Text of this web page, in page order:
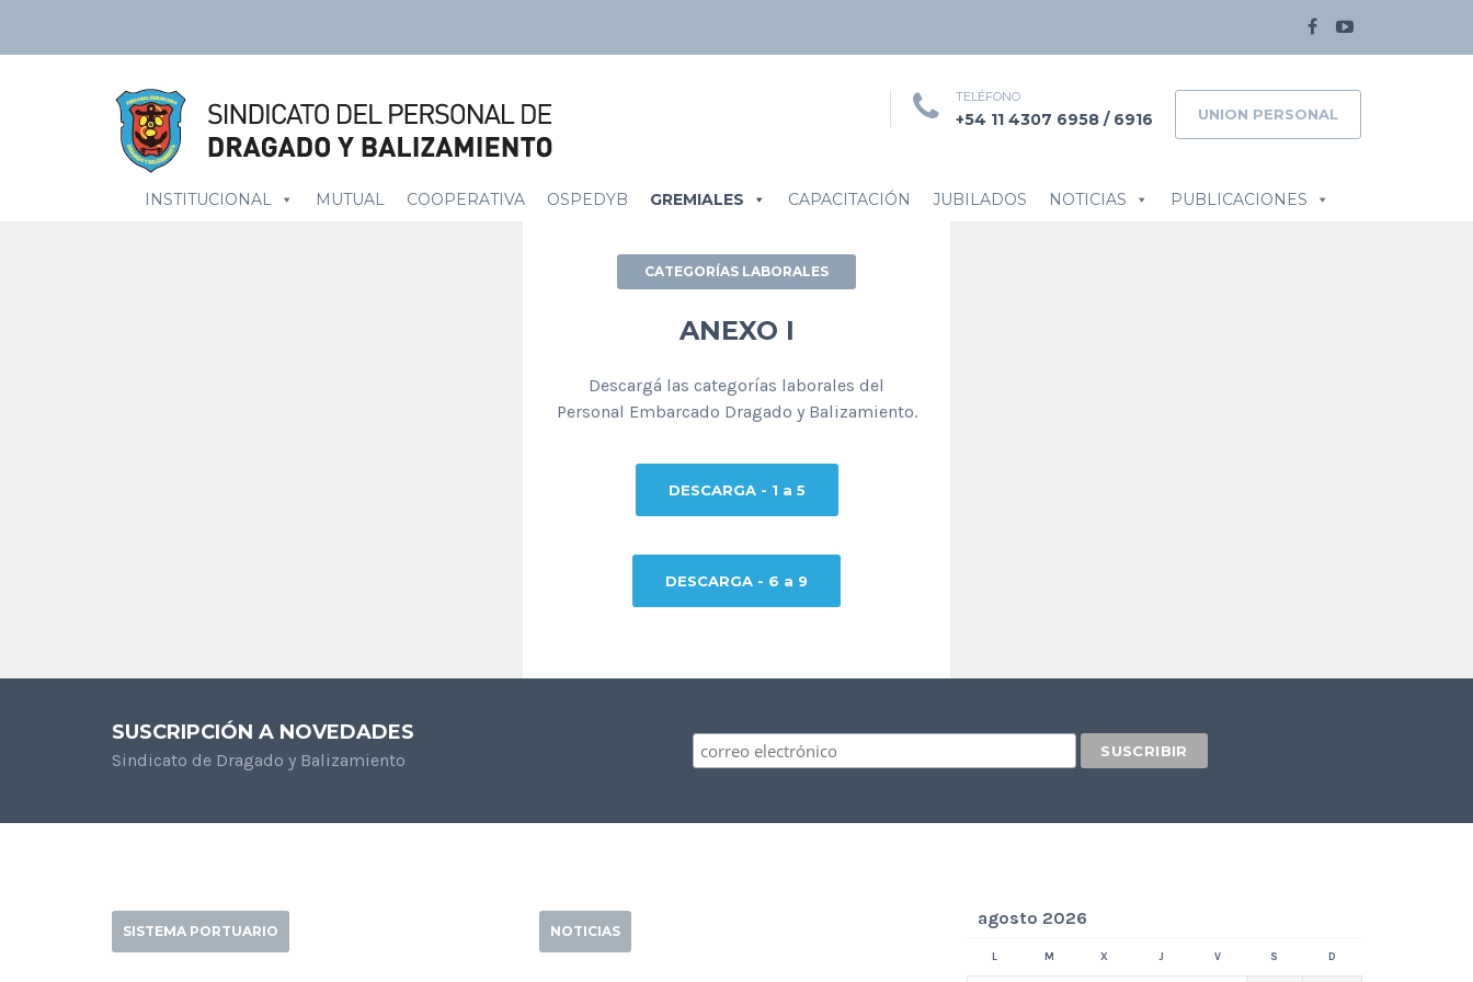
TELÉFONO
+54 11 4307 6958 / 6916 UNION PERSONAL
INSTITUCIONAL MUTUAL COOPERATIVA OSPEDYB GREMIALES CAPACITACIÓN JUBILADOS NOTICIAS PUBLICACIONES
CATEGORÍAS LABORALES
ANEXO I
Descargá las categorías laborales del
Personal Embarcado Dragado y Balizamiento.
DESCARGA - 1 a 5
DESCARGA - 6 a 9
SUSCRIPCIÓN A NOVEDADES
Sindicato de Dragado y Balizamiento
SISTEMA PORTUARIO NOTICIAS
agosto 2026
L M X J V S D